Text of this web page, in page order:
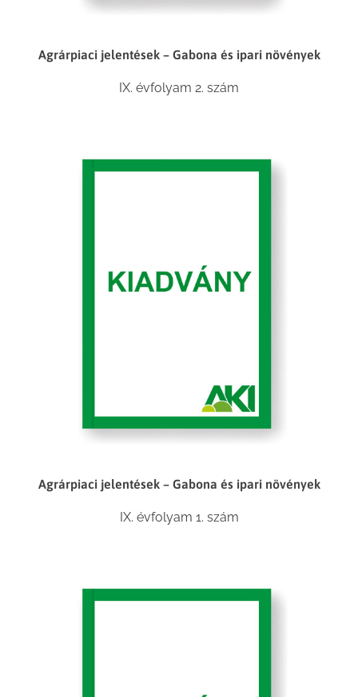
Agrárpiaci jelentések – Gabona és ipari növények
IX. évfolyam 2. szám
Agrárpiaci jelentések – Gabona és ipari növények
IX. évfolyam 1. szám